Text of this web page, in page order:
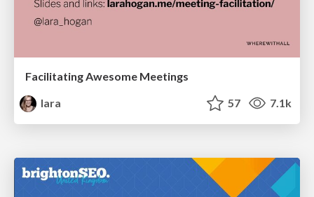
Facilitating Awesome Meetings
lara
57 7.1k